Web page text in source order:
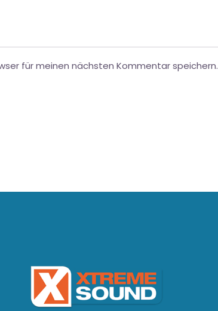
für meinen nächsten Kommentar speichern.